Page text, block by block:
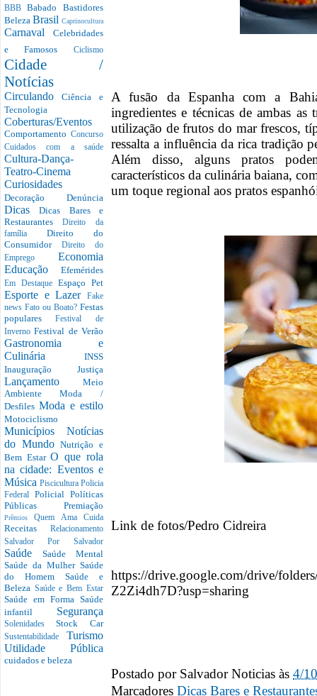
BBBBabado Bastidores
Beleza Brasil Caprinocultura
Carnaval Celebridades
e Famosos Ciclismo
Cidade /
Notícias
CirculandoCiência e
Tecnologia
Coberturas/Eventos
Comportamento Concurso
Cuidados com a saúde
Cultura-Dança-
Teatro-Cinema
Curiosidades
Decoração Denúncia
DicasDicas Bares e
RestaurantesDireito da
família Direito do
Consumidor Direito do
Emprego Economia
Educação Efemérides
Em Destaque Espaço Pet
Esporte e Lazer
Fake
news Fato ou Boato? Festas
popularesFestival de
InvernoFestival de Verão
Gastronomia e
Culinária INSS
Inauguração Justiça
Lançamento Meio
AmbienteModa /
Desfiles Moda e estilo
Motociclismo
Municípios Notícias
do MundoNutrição e
Bem EstarO que rola
na cidade: Eventos e
Música Piscicultura Policia
Federal Policial Políticas
Públicas Premiação
PrêmiosQuem Ama Cuida
Receitas Relacionamento
Salvador Por Salvador
Saúde Saúde Mental
Saúde da Mulher Saúde
do Homem Saúde e
Beleza Saúde e Bem Estar
Saúde em Forma Saúde
infantil Segurança
SolenidadesStock Car
Sustentabilidade Turismo
Utilidade Pública
cuidados e beleza
A fusão da Espanha com a
ingredientes e técnicas de ambas
utilização de frutos do mar frescos,
ressalta a influência da rica tradição
Além disso, alguns pratos
característicos da culinária baiana,
um toque regional aos pratos
Link de fotos/Pedro Cidreira
https://drive.google.com/drive/
Z2Zi4dh7D?usp=sharing
Postado por Salvador Noticias às 4/
Marcadores Dicas Bares e